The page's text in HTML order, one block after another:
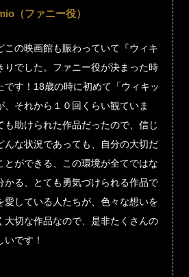
（ファニー役）
この映画館も賑わっていて『ウィキ
りでした。ファニー役が決まった時
です！18歳の時に初めて「ウィキッ
、それから１０回くらい観ていま
も助けられた作品だったので、信じ
んな状況であっても、自分の大切だ
とができる、この環境が全てではな
かる、とても勇気づけられる作品で
愛している人たちが、色々な想いを
大切な作品なので、是非たくさんの
いです！